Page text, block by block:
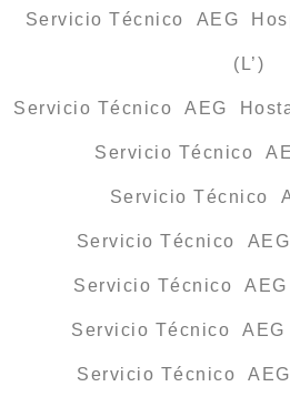
Servicio Técnico AEG
(L’)
Servicio Técnico AEG
Servicio Técnico
Servicio Técnico
Servicio Técnico
Servicio Técnico
Servicio Técnico AEG
Servicio Técnico